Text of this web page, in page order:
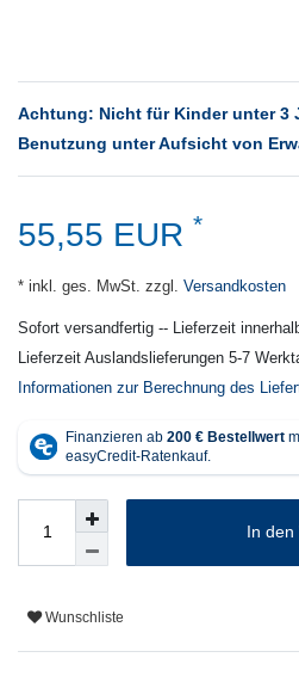
Achtung: Nicht für Kinder unter 3
Benutzung unter Aufsicht von
55,55 EUR *
* inkl. ges. MwSt. zzgl. Versandkosten
Sofort versandfertig -- Lieferzeit
Lieferzeit Auslandslieferungen 5-7
Informationen zur Berechnung des
In den
Wunschliste